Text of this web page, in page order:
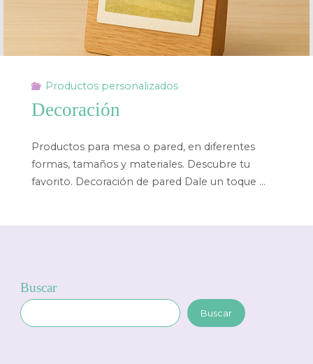
Productos personalizados
Decoración
Productos para mesa o pared, en diferentes
formas, tamaños y materiales. Descubre tu
favorito. Decoración de pared Dale un toque …
Buscar
Buscar